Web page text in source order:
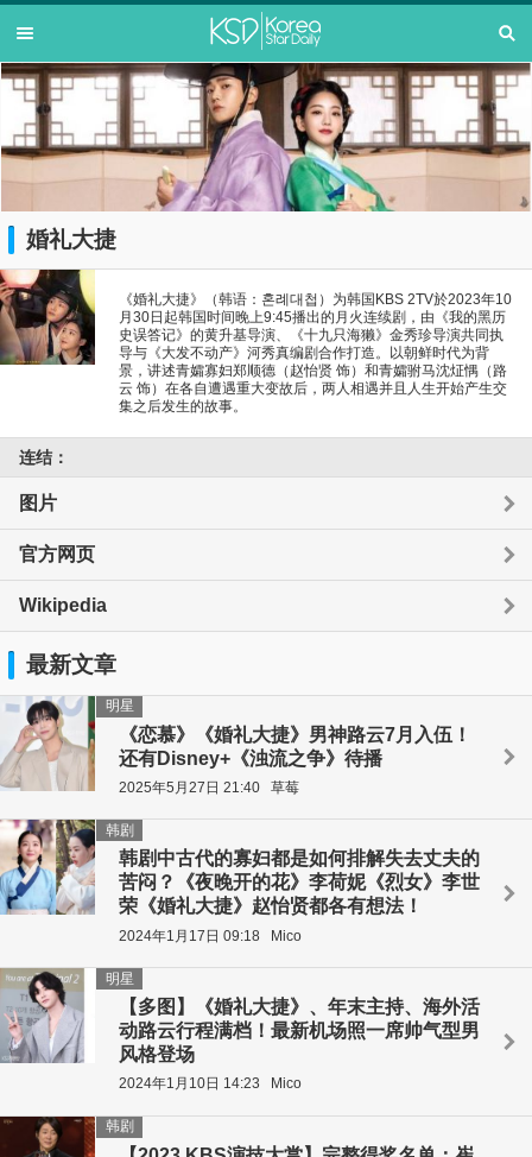
婚礼大捷
《婚礼大捷》（韩语：혼례대첩）为韩国KBS 2TV於2023年10
月30日起韩国时间晚上9:45播出的月火连续剧，由《我的黑历
史误答记》的黄升基导演、《十九只海獭》金秀珍导演共同执
导与《大发不动产》河秀真编剧合作打造。以朝鲜时代为背
景，讲述青孀寡妇郑顺德（赵怡贤 饰）和青孀驸马沈炡㥥（路
云 饰）在各自遭遇重大变故后，两人相遇并且人生开始产生交
集之后发生的故事。
连结：
图片
官方网页
Wikipedia
最新文章
《恋慕》《婚礼大捷》男神路云7月入伍！
还有Disney+《浊流之争》待播
明星
2025年5月27日 21:40 草莓
韩剧中古代的寡妇都是如何排解失去丈夫的
苦闷？《夜晚开的花》李荷妮《烈女》李世
荣《婚礼大捷》赵怡贤都各有想法！
韩剧
2024年1月17日 09:18 Mico
【多图】《婚礼大捷》、年末主持、海外活
动路云行程满档！最新机场照一席帅气型男
风格登场
明星
2024年1月10日 14:23 Mico
韩剧